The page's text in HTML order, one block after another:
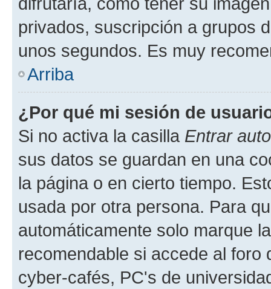
privados, suscripción a grupos
unos segundos. Es muy
Arriba
¿Por qué mi sesión de
Si no activa la casilla Entrar
sus datos se guardan en una
la página o en cierto tiempo.
usada por otra persona. Para
automáticamente solo marque
recomendable si accede al foro
cyber-cafés, PC's de